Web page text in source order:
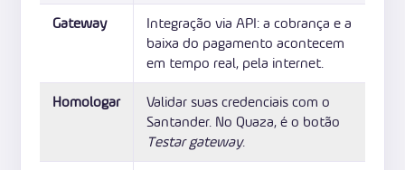
Gateway
Integração via API: a cobrança e a
baixa do pagamento acontecem
em tempo real, pela internet.
Homologar
Validar suas credenciais com o
Santander. No Quaza, é o botão
Testar gateway.